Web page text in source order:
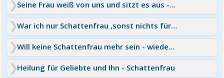
Seine Frau weiß von uns und sitzt es aus - Schattenfrau
War ich nur Schattenfrau ,sonst nichts für ihn?
Will keine Schattenfrau mehr sein - wieder reingefallen
Heilung für Geliebte und Ihn - Schattenfrau